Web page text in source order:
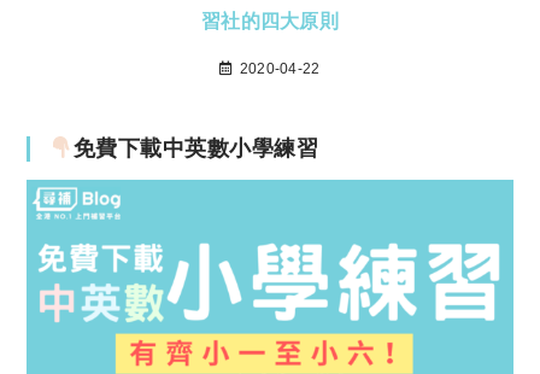
習社的四大原則
2020-04-22
免費下載中英數小學練習